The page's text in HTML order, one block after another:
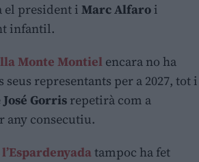
el president i Marc Alfaro i
infantil.
Monte Montiel encara no ha
seus representants per a 2027, tot i
José Gorris repetirà com a
any consecutiu.
tampoc ha fet